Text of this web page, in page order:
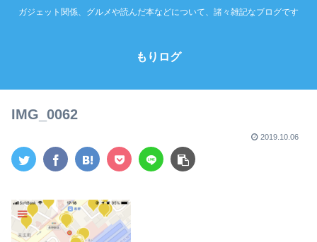
ガジェット関係、グルメや読んだ本などについて、諸々雑記なブログです
もりログ
IMG_0062
2019.10.06